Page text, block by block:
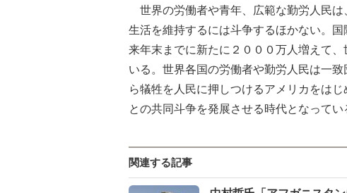
世界の労働者や青年、広範な勤労人民
生活を維持するには斗争するほかない。
来年末までに新たに２０００万人増えて
いる。世界各国の労働者や勤労人民は一
ら犠牲を人民に押しつけるアメリカをは
との共同斗争を発展させる時代となってい
関連する記事